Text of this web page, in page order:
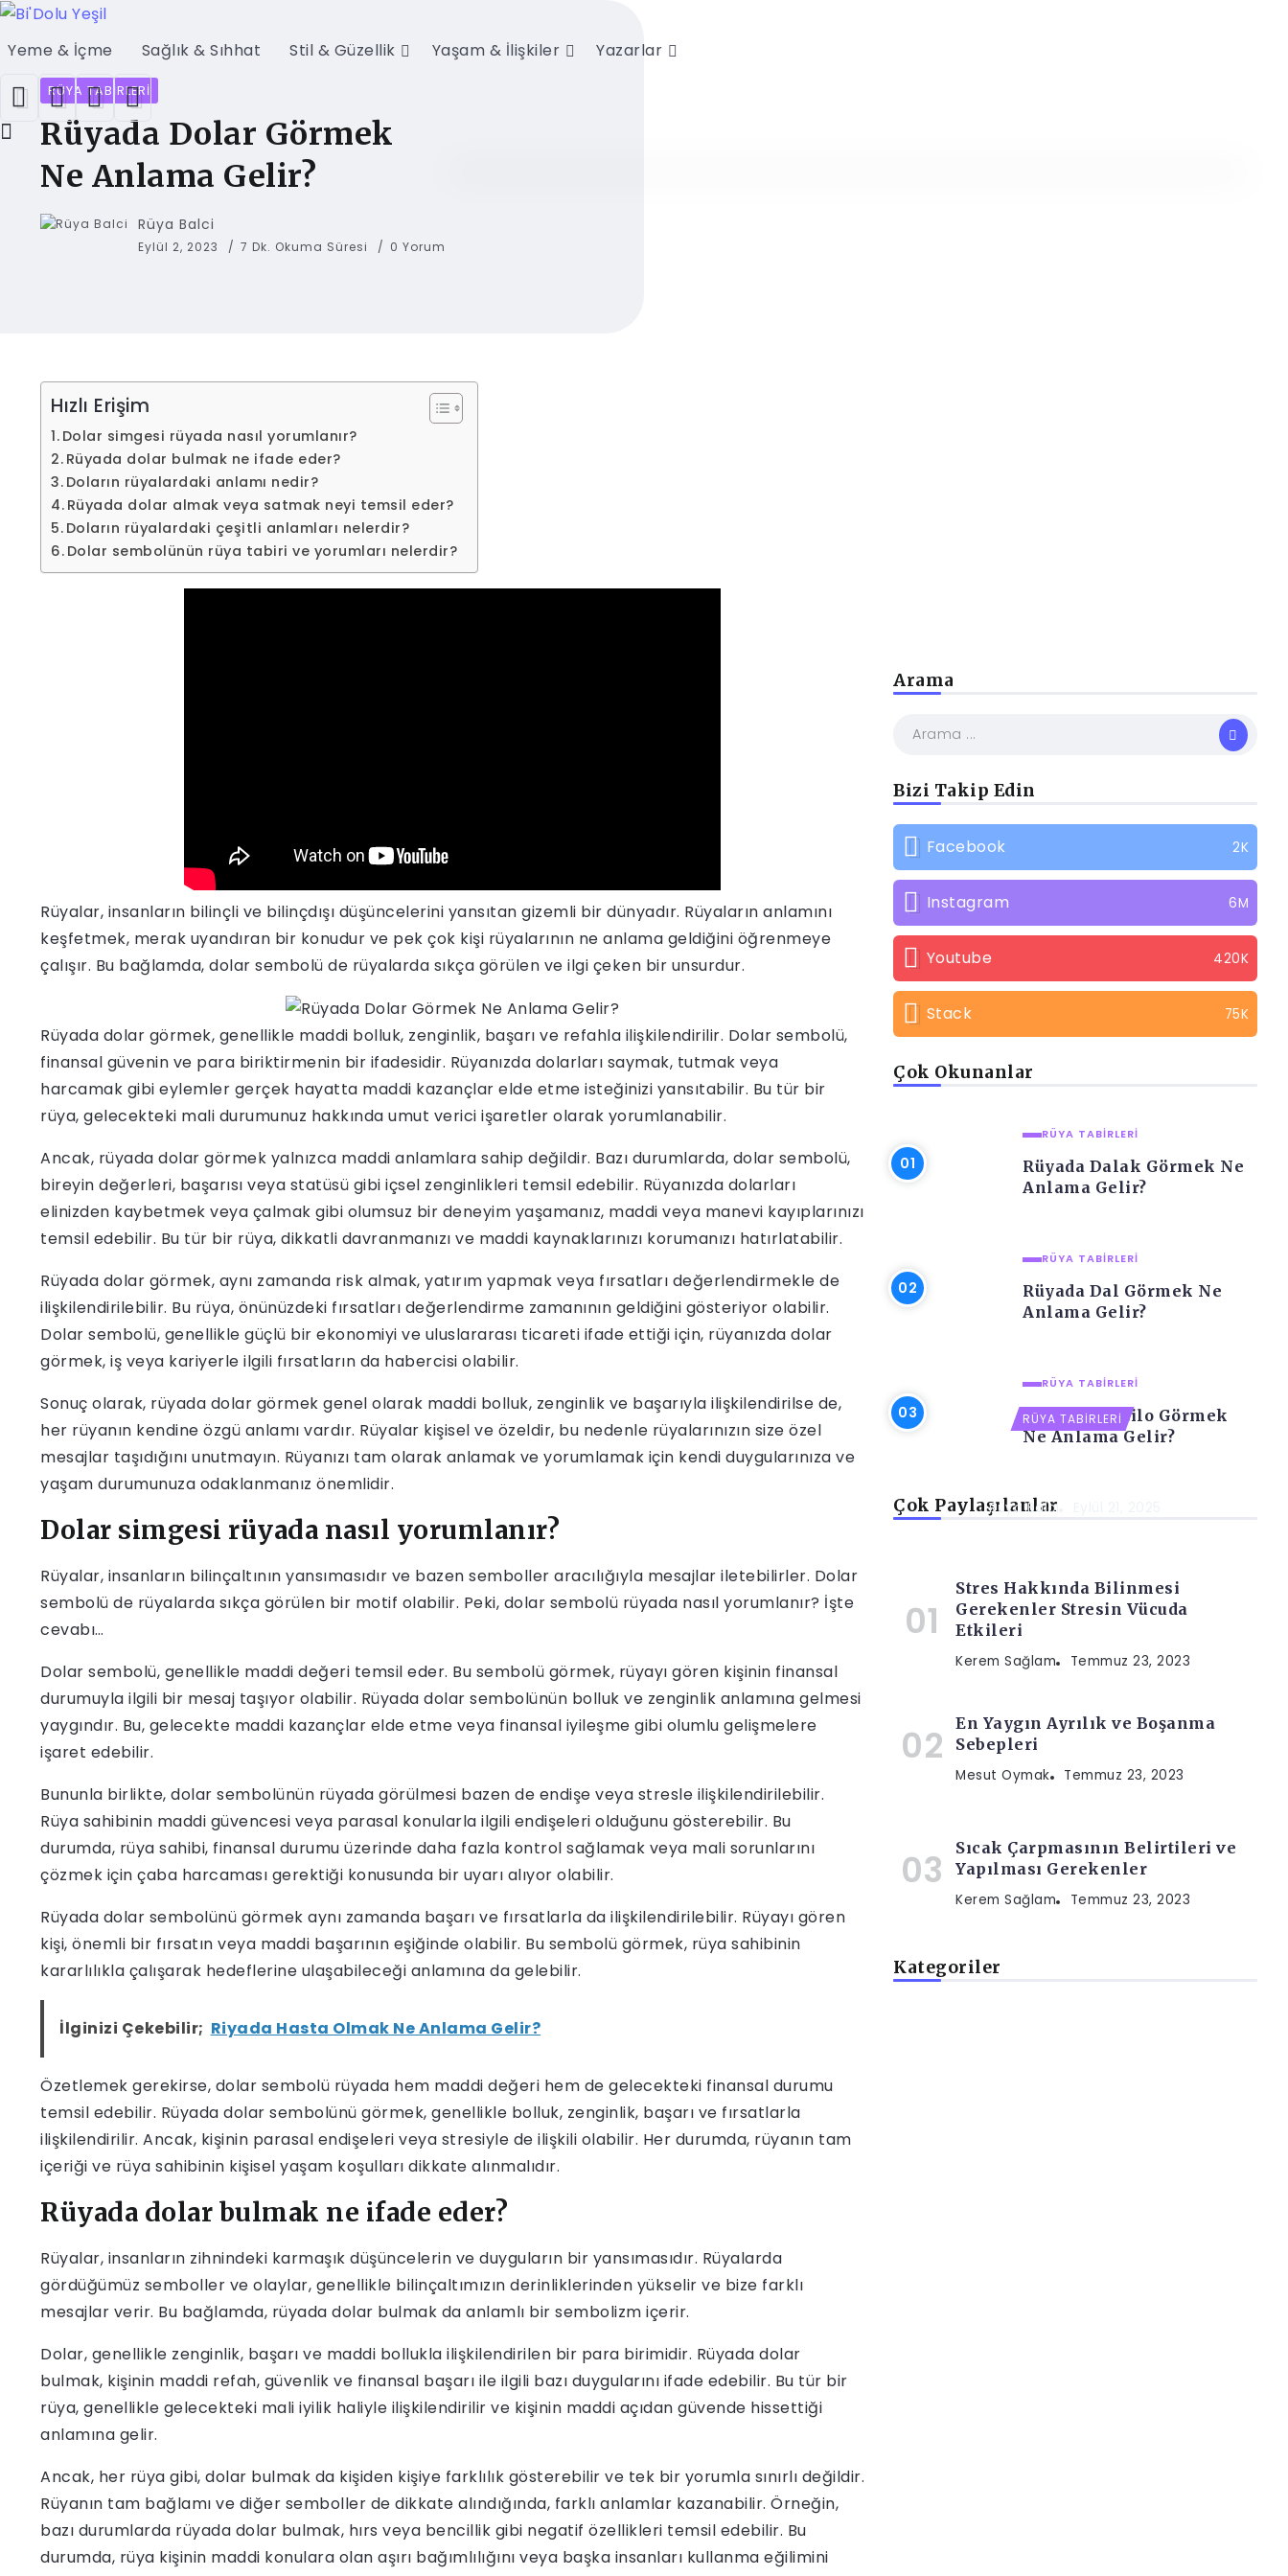
Yeme & İçme Sağlık & Sıhhat Stil & Güzellik Yaşam & İlişkiler Yazarlar
RÜYA TABIRLERI
Rüyada Dolar Görmek
Ne Anlama Gelir?
Rüya Balci
Eylül 2, 2023 7 Dk. Okuma Süresi 0 Yorum
Hızlı Erişim
Dolar simgesi rüyada nasıl yorumlanır?
Rüyada dolar bulmak ne ifade eder?
Doların rüyalardaki anlamı nedir?
Rüyada dolar almak veya satmak neyi temsil eder?
Doların rüyalardaki çeşitli anlamları nelerdir?
Dolar sembolünün rüya tabiri ve yorumları nelerdir?
Rüyalar, insanların bilinçli ve bilinçdışı düşüncelerini yansıtan gizemli bir dünyadır. Rüyaların anlamını
keşfetmek, merak uyandıran bir konudur ve pek çok kişi rüyalarının ne anlama geldiğini öğrenmeye
çalışır. Bu bağlamda, dolar sembolü de rüyalarda sıkça görülen ve ilgi çeken bir unsurdur.
Rüyada dolar görmek, genellikle maddi bolluk, zenginlik, başarı ve refahla ilişkilendirilir. Dolar sembolü,
finansal güvenin ve para biriktirmenin bir ifadesidir. Rüyanızda dolarları saymak, tutmak veya
harcamak gibi eylemler gerçek hayatta maddi kazançlar elde etme isteğinizi yansıtabilir. Bu tür bir
rüya, gelecekteki mali durumunuz hakkında umut verici işaretler olarak yorumlanabilir.
Ancak, rüyada dolar görmek yalnızca maddi anlamlara sahip değildir. Bazı durumlarda, dolar sembolü,
bireyin değerleri, başarısı veya statüsü gibi içsel zenginlikleri temsil edebilir. Rüyanızda dolarları
elinizden kaybetmek veya çalmak gibi olumsuz bir deneyim yaşamanız, maddi veya manevi kayıplarınızı
temsil edebilir. Bu tür bir rüya, dikkatli davranmanızı ve maddi kaynaklarınızı korumanızı hatırlatabilir.
Rüyada dolar görmek, aynı zamanda risk almak, yatırım yapmak veya fırsatları değerlendirmekle de
ilişkilendirilebilir. Bu rüya, önünüzdeki fırsatları değerlendirme zamanının geldiğini gösteriyor olabilir.
Dolar sembolü, genellikle güçlü bir ekonomiyi ve uluslararası ticareti ifade ettiği için, rüyanızda dolar
görmek, iş veya kariyerle ilgili fırsatların da habercisi olabilir.
Sonuç olarak, rüyada dolar görmek genel olarak maddi bolluk, zenginlik ve başarıyla ilişkilendirilse de,
her rüyanın kendine özgü anlamı vardır. Rüyalar kişisel ve özeldir, bu nedenle rüyalarınızın size özel
mesajlar taşıdığını unutmayın. Rüyanızı tam olarak anlamak ve yorumlamak için kendi duygularınıza ve
yaşam durumunuza odaklanmanız önemlidir.
Dolar simgesi rüyada nasıl yorumlanır?
Rüyalar, insanların bilinçaltının yansımasıdır ve bazen semboller aracılığıyla mesajlar iletebilirler. Dolar
sembolü de rüyalarda sıkça görülen bir motif olabilir. Peki, dolar sembolü rüyada nasıl yorumlanır? İşte
cevabı…
Dolar sembolü, genellikle maddi değeri temsil eder. Bu sembolü görmek, rüyayı gören kişinin finansal
durumuyla ilgili bir mesaj taşıyor olabilir. Rüyada dolar sembolünün bolluk ve zenginlik anlamına gelmesi
yaygındır. Bu, gelecekte maddi kazançlar elde etme veya finansal iyileşme gibi olumlu gelişmelere
işaret edebilir.
Bununla birlikte, dolar sembolünün rüyada görülmesi bazen de endişe veya stresle ilişkilendirilebilir.
Rüya sahibinin maddi güvencesi veya parasal konularla ilgili endişeleri olduğunu gösterebilir. Bu
durumda, rüya sahibi, finansal durumu üzerinde daha fazla kontrol sağlamak veya mali sorunlarını
çözmek için çaba harcaması gerektiği konusunda bir uyarı alıyor olabilir.
Rüyada dolar sembolünü görmek aynı zamanda başarı ve fırsatlarla da ilişkilendirilebilir. Rüyayı gören
kişi, önemli bir fırsatın veya maddi başarının eşiğinde olabilir. Bu sembolü görmek, rüya sahibinin
kararlılıkla çalışarak hedeflerine ulaşabileceği anlamına da gelebilir.
İlginizi Çekebilir; Riyada Hasta Olmak Ne Anlama Gelir?
Özetlemek gerekirse, dolar sembolü rüyada hem maddi değeri hem de gelecekteki finansal durumu
temsil edebilir. Rüyada dolar sembolünü görmek, genellikle bolluk, zenginlik, başarı ve fırsatlarla
ilişkilendirilir. Ancak, kişinin parasal endişeleri veya stresiyle de ilişkili olabilir. Her durumda, rüyanın tam
içeriği ve rüya sahibinin kişisel yaşam koşulları dikkate alınmalıdır.
Rüyada dolar bulmak ne ifade eder?
Rüyalar, insanların zihnindeki karmaşık düşüncelerin ve duyguların bir yansımasıdır. Rüyalarda
gördüğümüz semboller ve olaylar, genellikle bilinçaltımızın derinliklerinden yükselir ve bize farklı
mesajlar verir. Bu bağlamda, rüyada dolar bulmak da anlamlı bir sembolizm içerir.
Dolar, genellikle zenginlik, başarı ve maddi bollukla ilişkilendirilen bir para birimidir. Rüyada dolar
bulmak, kişinin maddi refah, güvenlik ve finansal başarı ile ilgili bazı duygularını ifade edebilir. Bu tür bir
rüya, genellikle gelecekteki mali iyilik haliyle ilişkilendirilir ve kişinin maddi açıdan güvende hissettiği
anlamına gelir.
Ancak, her rüya gibi, dolar bulmak da kişiden kişiye farklılık gösterebilir ve tek bir yorumla sınırlı değildir.
Rüyanın tam bağlamı ve diğer semboller de dikkate alındığında, farklı anlamlar kazanabilir. Örneğin,
bazı durumlarda rüyada dolar bulmak, hırs veya bencillik gibi negatif özellikleri temsil edebilir. Bu
durumda, rüya kişinin maddi konulara olan aşırı bağımlılığını veya başka insanları kullanma eğilimini
Arama
Bizi Takip Edin
Facebook 2K
Instagram 6M
Youtube 420K
Stack 75K
Çok Okunanlar
RÜYA TABIRLERI
Rüyada Dalak Görmek Ne
Anlama Gelir?
RÜYA TABIRLERI
Rüyada Dal Görmek Ne
Anlama Gelir?
RÜYA TABIRLERI
Rüyada Daktilo Görmek
Ne Anlama Gelir?
Çok Paylaşılanlar
RÜYA TABIRLERI
Rüya Balci
Stres Hakkında Bilinmesi
Gerekenler Stresin Vücuda
Etkileri
Kerem Sağlam Temmuz 23, 2023
En Yaygın Ayrılık ve Boşanma
Sebepleri
Mesut Oymak Temmuz 23, 2023
Sıcak Çarpmasının Belirtileri ve
Yapılması Gerekenler
Kerem Sağlam Temmuz 23, 2023
Kategoriler